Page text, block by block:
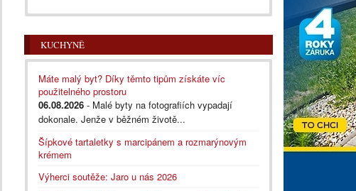
KUCHYNĚ
Máte malý byt? Díky těmto tipům získáte víc
použitelného prostoru
06.08.2026 - Malé byty na fotografiích vypadají
dokonale. Jenže v běžném životě...
Šípkové tartaletky s marcipánem a rozmarýnovým
krémem
Výherci soutěže: Jaro u nás 2026